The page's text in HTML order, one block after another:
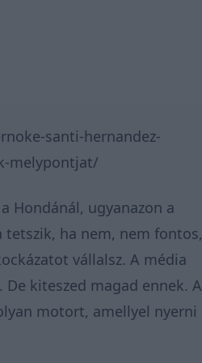
santi-hernandez-
melypontjat/
Hondánál, ugyanazon a
tetszik, ha nem, nem fontos,
vállalsz. A média
kiteszed magad ennek. A
motort, amellyel nyerni